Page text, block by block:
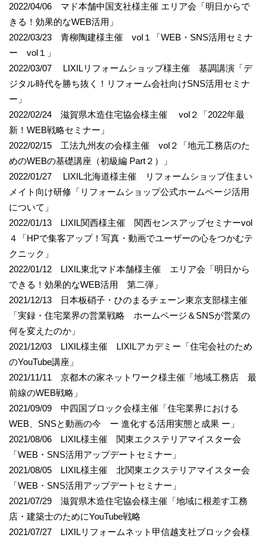
2022/04/06 マド本舗中国支社様主催 エリア会「明日からで
きる！効果的なWEB活用」
2022/03/23 青柳陶建様主催 vol１「WEB・SNS活用セミナ
ー vol１」
2022/03/07 LIXILリフォームショップ様主催 基調講演「デ
ジタル時代を勝ち抜く！リフォーム会社向けSNS活用セミナ
ー」
2022/02/24 滋賀県木造住宅協会様主催 vol２「2022年最
新！WEB戦略セミナー」
2022/02/15 工法九州友の会様主催 vol２「地元工務店のた
めのWEBの基礎講座（初級編 Part２）」
2022/01/27 LIXIL北海道様主催 リフォームショップ住まい
メイト向け研修「リフォームショップ公式ホームページ活用
について」
2022/01/13 LIXIL関西様主催 関西センスアップセミナーvol
４「HPで集客アップ！写真・動画でユーザーの心をつかむテ
クニック」
2022/01/12 LIXIL東北マド本舗様主催 エリア会「明日から
できる！効果的なWEB活用 第二弾」
2021/12/13 日本板硝子・ひのまるチェーン東京支部様主催
「実録・住宅業界の営業戦略 ホームページ＆SNSが営業の
何を変えたのか」
2021/12/03 LIXIL様主催 LIXILアカデミー「住宅会社のため
のYouTube講座」
2021/11/11 京都木の家ネットワーク様主催「地域工務店 最
前線のWEB戦略」
2021/09/09 中四国ブロック会様主催「住宅業界における
WEB、SNSと動画の今 ー 進化する活用実態と成果 ー」
2021/08/06 LIXIL様主催 関東エクステリアマイスター会
「WEB・SNS活用アップデートセミナー」
2021/08/05 LIXIL様主催 北関東エクステリアマイスター会
「WEB・SNS活用アップデートセミナー」
2021/07/29 滋賀県木造住宅協会様主催「地域に根差す工務
店・建築士のためにYouTube戦略
2021/07/27 LIXILリフォームネット甲信越支社ブロック会様